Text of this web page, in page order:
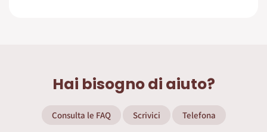
Hai bisogno di aiuto?
Consulta le FAQ Scrivici Telefona